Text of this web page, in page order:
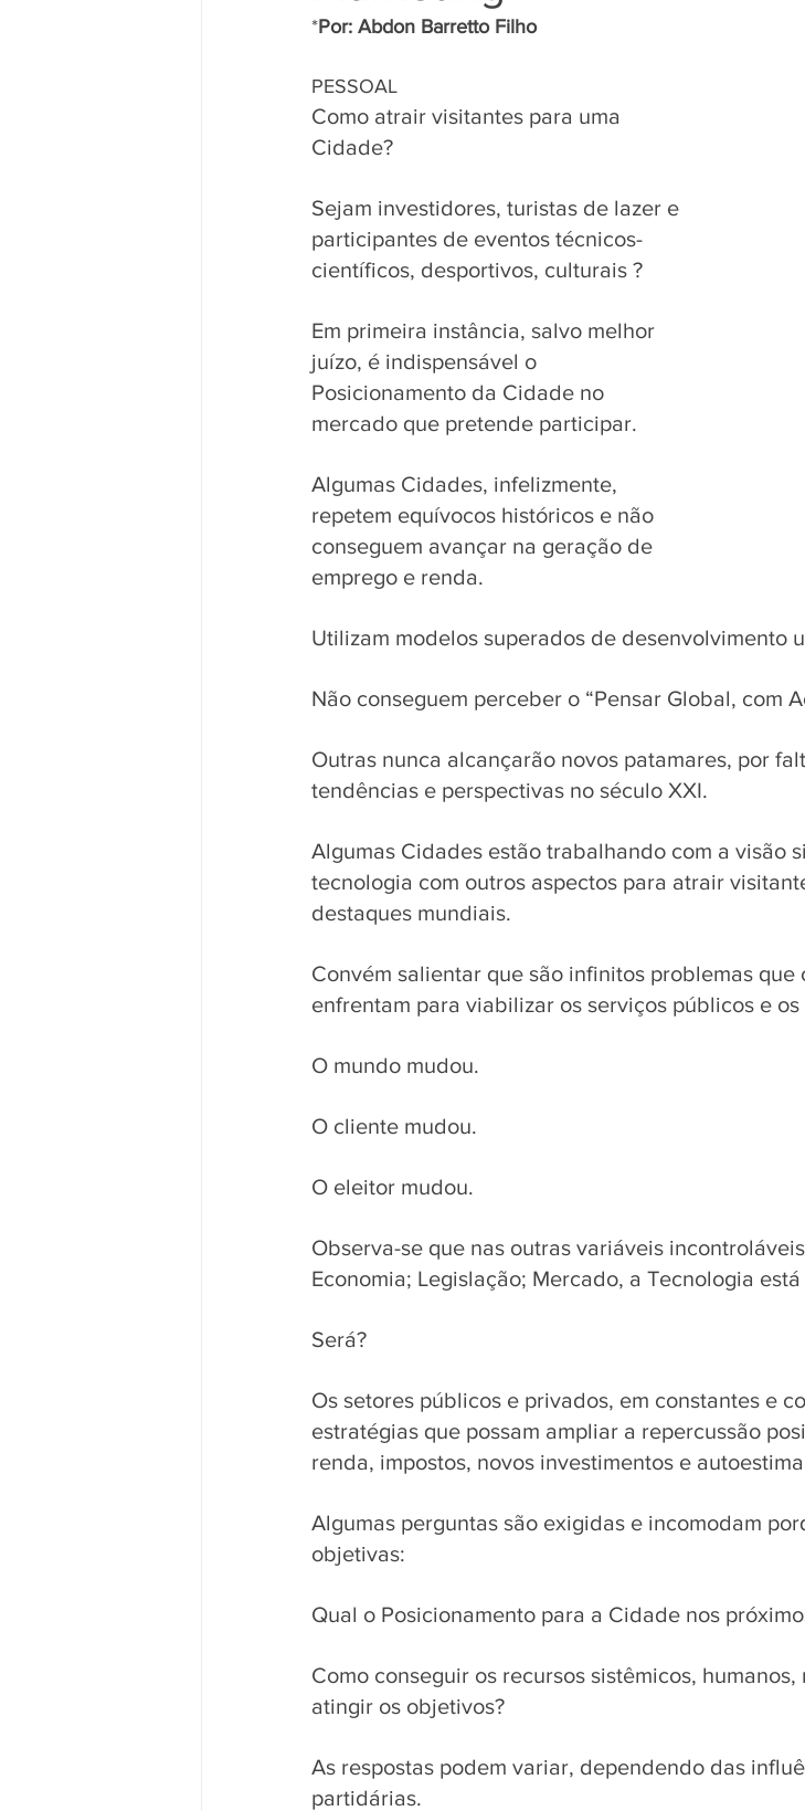
*Por: Abdon Barretto Filho
PESSOAL
Como atrair visitantes para uma
Cidade?
Sejam investidores, turistas de lazer e
participantes de eventos técnicos-
científicos, desportivos, culturais ?
Em primeira instância, salvo melhor
juízo, é indispensável o
Posicionamento da Cidade no
mercado que pretende participar.
Algumas Cidades, infelizmente,
repetem equívocos históricos e não
conseguem avançar na geração de
emprego e renda.
Utilizam modelos superados de desenvolvimento
Não conseguem perceber o “Pensar Global, com
Outras nunca alcançarão novos patamares, por
tendências e perspectivas no século XXI.
Algumas Cidades estão trabalhando com a visão
tecnologia com outros aspectos para atrair
destaques mundiais.
Convém salientar que são infinitos problemas que
enfrentam para viabilizar os serviços públicos e
O mundo mudou.
O cliente mudou.
O eleitor mudou.
Observa-se que nas outras variáveis
Economia; Legislação; Mercado, a Tecnologia
Será?
Os setores públicos e privados, em constantes e
estratégias que possam ampliar a repercussão
renda, impostos, novos investimentos e
Algumas perguntas são exigidas e incomodam
objetivas:
Qual o Posicionamento para a Cidade nos
Como conseguir os recursos sistêmicos,
atingir os objetivos?
As respostas podem variar, dependendo das
partidárias.